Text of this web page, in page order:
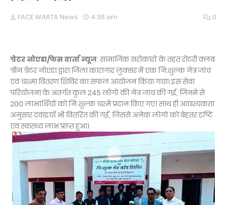
FACE WARTA News 4:36 am 0
ग्रेटर नोएडा/फेस वार्ता न्यूज: सामाजिक सरोकारों के तहत रोटरी क्लब
ग्रीन ग्रेटर नोएडा द्वारा जिला कारागार लुक्सर में एक नि:शुल्क नेत्र जांच
एवं चश्मा वितरण शिविर का सफल आयोजन किया गया। इस सेवा
परियोजना के अंतर्गत कुल 245 लोगों की नेत्र जांच की गई, जिनमें से
200 लाभार्थियों को निःशुल्क चश्मे प्रदान किए गए। साथ ही आवश्यकता
अनुसार दवाइयाँ भी वितरित की गईं, जिससे अनेक लोगों को बेहतर दृष्टि
एवं स्वास्थ्य लाभ प्राप्त हुआ।